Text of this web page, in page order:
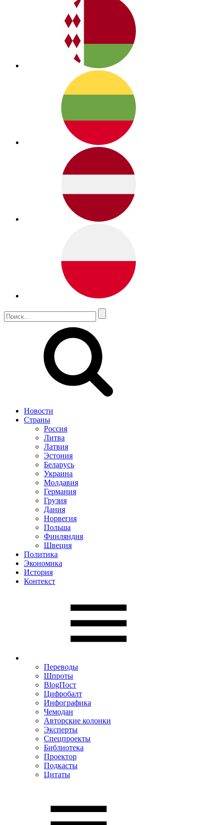
Новости
Страны
Россия
Литва
Латвия
Эстония
Беларусь
Украина
Молдавия
Германия
Грузия
Дания
Норвегия
Польша
Финляндия
Швеция
Политика
Экономика
История
Контекст
Переводы
Шпроты
BlogПост
Цифробалт
Инфографика
Чемодан
Авторские колонки
Эксперты
Спецпроекты
Библиотека
Проектор
Подкасты
Цитаты